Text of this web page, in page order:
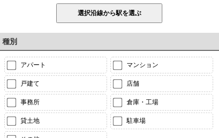
種別
アパート マンション
戸建て 店舗
事務所 倉庫・工場
貸土地 駐車場